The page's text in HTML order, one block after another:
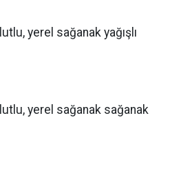
yerel sağanak yağışlı
yerel sağanak sağanak